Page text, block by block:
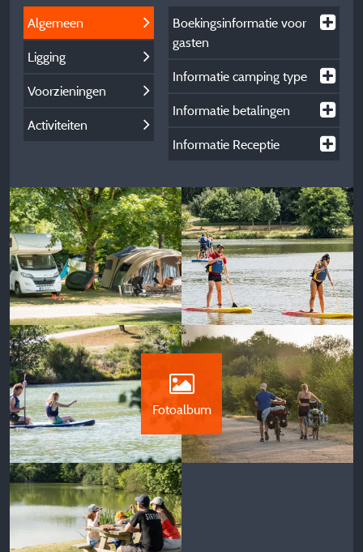
Algemeen
Ligging
Voorzieningen
Activiteiten
Boekingsinformatie voor
gasten
Informatie camping type
Informatie betalingen
Informatie Receptie
Fotoalbum